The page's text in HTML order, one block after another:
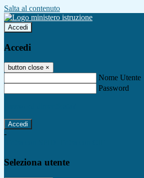
Salta al contenuto
Accedi
Accedi
button close ×
Nome Utente
Password
-
Seleziona utente